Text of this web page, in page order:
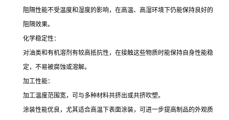
阻隔性能不受温度和湿度的影响，在高温、高湿环境下仍能保持良好的
阻隔效果。
化学稳定性：
对油类和有机溶剂有较高抵抗性，在接触这些物质时能保持自身性能稳
定，不易被腐蚀或溶解。
加工性能：
加工温度范围宽，可与多种材料共挤出或共挤吹塑。
涂装性能优良，尤其适合高温下表面涂装，可进一步提高制品的外观质